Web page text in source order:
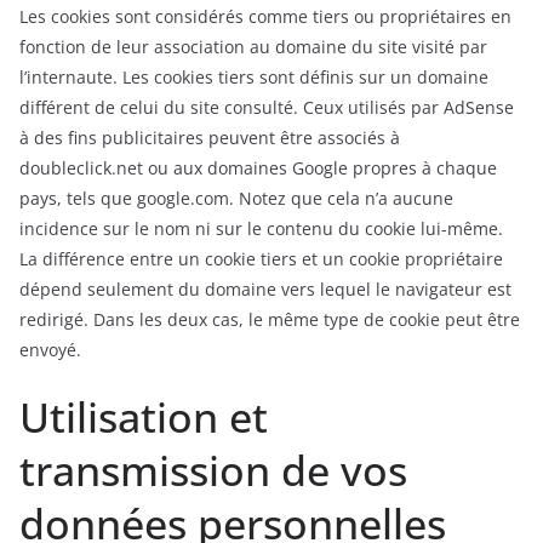
Les cookies sont considérés comme tiers ou propriétaires en
fonction de leur association au domaine du site visité par
l’internaute. Les cookies tiers sont définis sur un domaine
différent de celui du site consulté. Ceux utilisés par AdSense
à des fins publicitaires peuvent être associés à
doubleclick.net ou aux domaines Google propres à chaque
pays, tels que google.com. Notez que cela n’a aucune
incidence sur le nom ni sur le contenu du cookie lui-même.
La différence entre un cookie tiers et un cookie propriétaire
dépend seulement du domaine vers lequel le navigateur est
redirigé. Dans les deux cas, le même type de cookie peut être
envoyé.
Utilisation et
transmission de vos
données personnelles